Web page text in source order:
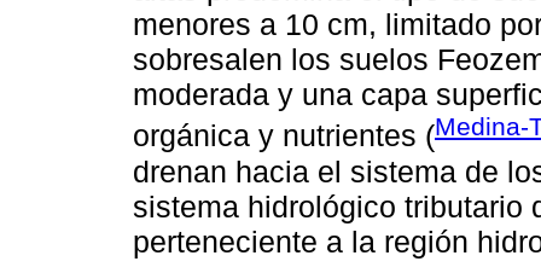
menores a 10 cm, limitado
sobresalen los suelos
moderada y una capa
orgánica y nutrientes (Medina-
drenan hacia el sistema de
sistema hidrológico tributario
perteneciente a la región